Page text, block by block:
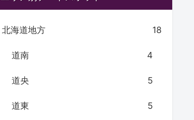
北海道地方 18
道南 4
道央 5
道東 5